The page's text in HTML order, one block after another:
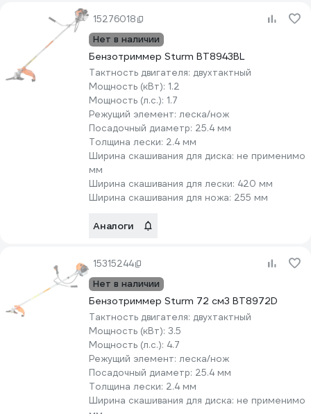
15276018
Нет в наличии
Бензотриммер Sturm BT8943BL
Тактность двигателя: двухтактный
Мощность (кВт): 1.2
Мощность (л.с.): 1.7
Режущий элемент: леска/нож
Посадочный диаметр: 25.4 мм
Толщина лески: 2.4 мм
Ширина скашивания для диска: не применимо
мм
Ширина скашивания для лески: 420 мм
Ширина скашивания для ножа: 255 мм
Аналоги
15315244
Нет в наличии
Бензотриммер Sturm 72 см3 BT8972D
Тактность двигателя: двухтактный
Мощность (кВт): 3.5
Мощность (л.с.): 4.7
Режущий элемент: леска/нож
Посадочный диаметр: 25.4 мм
Толщина лески: 2.4 мм
Ширина скашивания для диска: не применимо